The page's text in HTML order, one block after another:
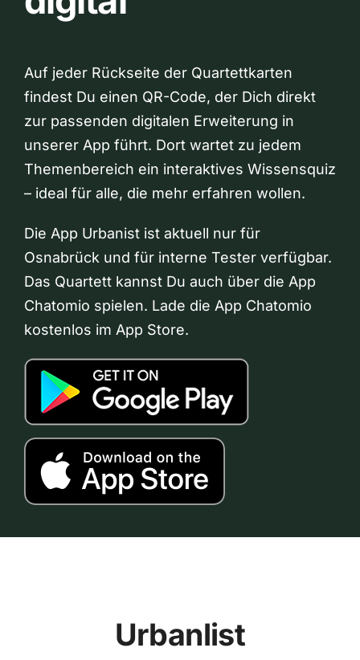
Auf jeder Rückseite der Quartettkarten
findest Du einen QR-Code, der Dich direkt
zur passenden digitalen Erweiterung in
unserer App führt. Dort wartet zu jedem
Themenbereich ein interaktives Wissensquiz
– ideal für alle, die mehr erfahren wollen.
Die App Urbanist ist aktuell nur für
Osnabrück und für interne Tester verfügbar.
Das Quartett kannst Du auch über die App
Chatomio spielen. Lade die App Chatomio
kostenlos im App Store.
Urbanlist